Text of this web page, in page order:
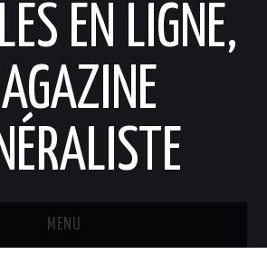
EN LIGNE,
MENU